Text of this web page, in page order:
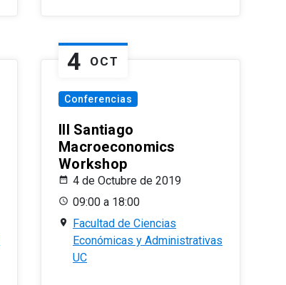
4 OCT
Conferencias
III Santiago
Macroeconomics
Workshop
4 de Octubre de 2019
09:00 a 18:00
Facultad de Ciencias
Económicas y Administrativas
UC